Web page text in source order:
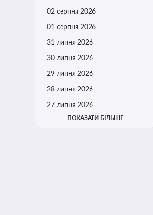
02 серпня 2026
01 серпня 2026
31 липня 2026
30 липня 2026
29 липня 2026
28 липня 2026
27 липня 2026
ПОКАЗАТИ БІЛЬШЕ